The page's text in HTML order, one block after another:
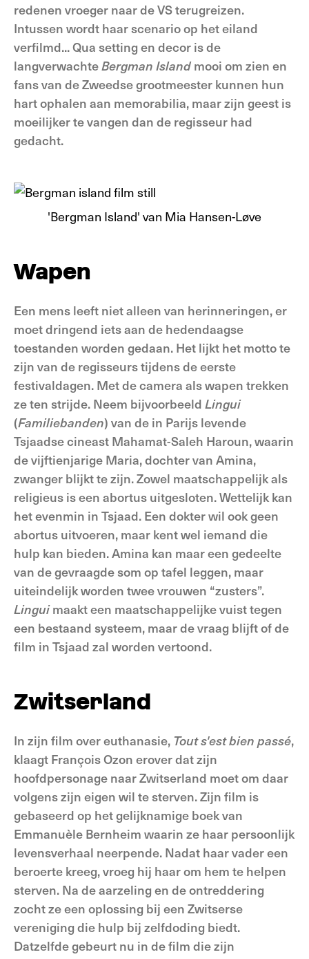
redenen vroeger naar de VS terugreizen.
Intussen wordt haar scenario op het eiland
verfilmd... Qua setting en decor is de
langverwachteBergman Island mooi om zien en
fans van de Zweedse grootmeester kunnen hun
hart ophalen aan memorabilia, maar zijn geest is
moeilijker te vangen dan de regisseur had
gedacht.
'Bergman Island' van Mia Hansen-Løve
Wapen
Een mens leeft niet alleen van herinneringen, er
moet dringend iets aan de hedendaagse
toestanden worden gedaan. Het lijkt het motto te
zijn van de regisseurs tijdens de eerste
festivaldagen. Met de camera als wapen trekken
ze ten strijde. Neem bijvoorbeeld Lingui
(Familiebanden) van de in Parijs levende
Tsjaadse cineast Mahamat-Saleh Haroun, waarin
de vijftienjarige Maria, dochter van Amina,
zwanger blijkt te zijn. Zowel maatschappelijk als
religieus is een abortus uitgesloten. Wettelijk kan
het evenmin in Tsjaad. Een dokter wil ook geen
abortus uitvoeren, maar kent wel iemand die
hulp kan bieden. Amina kan maar een gedeelte
van de gevraagde som op tafel leggen, maar
uiteindelijk worden twee vrouwen “zusters”.
Linguimaakt een maatschappelijke vuist tegen
een bestaand systeem, maar de vraag blijft of de
film in Tsjaad zal worden vertoond.
Zwitserland
In zijn film over euthanasie, Tout s'est bien passé,
klaagt François Ozon erover dat zijn
hoofdpersonage naar Zwitserland moet om daar
volgens zijn eigen wil te sterven. Zijn film is
gebaseerd op het gelijknamige boek van
Emmanuèle Bernheim waarin ze haar persoonlijk
levensverhaal neerpende. Nadat haar vader een
beroerte kreeg, vroeg hij haar om hem te helpen
sterven. Na de aarzeling en de ontreddering
zocht ze een oplossing bij een Zwitserse
vereniging die hulp bij zelfdoding biedt.
Datzelfde gebeurt nu in de film die zijn